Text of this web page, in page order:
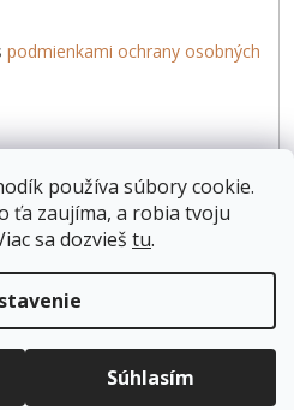
používa súbory cookie.
ťa zaujíma, a robia tvoju
sa dozvieš tu.
Súhlasím
podmienkami ochrany osobných
cookies